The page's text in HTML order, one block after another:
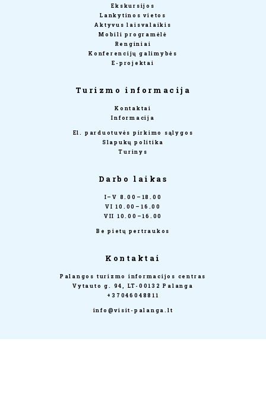
Ekskursijos
Lankytinos vietos
Aktyvus laisvalaikis
Mobili programėlė
Renginiai
Konferencijų galimybės
E-projektai
Turizmo informacija
Kontaktai
Informacija
El. parduotuvės pirkimo sąlygos
Slapukų politika
Turinys
Darbo laikas
I–V 8.00–18.00
VI 10.00–16.00
VII 10.00–16.00
Be pietų pertraukos
Kontaktai
Palangos turizmo informacijos centras
Vytauto g. 94, LT-00132 Palanga
+37046048811
info@visit-palanga.lt